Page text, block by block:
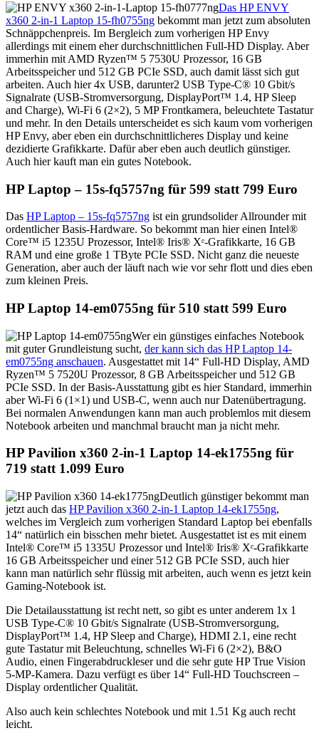
Das HP ENVY
x360 2-in-1 Laptop 15-fh0755ng bekommt man jetzt zum absoluten
Schnäppchenpreis. Im Bergleich zum vorherigen HP Envy
allerdings mit einem eher durchschnittlichen Full-HD Display. Aber
immerhin mit AMD Ryzen™ 5 7530U Prozessor, 16 GB
Arbeitsspeicher und 512 GB PCIe SSD, auch damit lässt sich gut
arbeiten. Auch hier 4x USB, darunter2 USB Type-C® 10 Gbit/s
Signalrate (USB-Stromversorgung, DisplayPort™ 1.4, HP Sleep
and Charge), Wi-Fi 6 (2×2), 5 MP Frontkamera, beleuchtete Tastatur
und mehr. In den Details unterscheidet es sich kaum vom vorherigen
HP Envy, aber eben ein durchschnittlicheres Display und keine
dezidierte Grafikkarte. Dafür aber eben auch deutlich günstiger.
Auch hier kauft man ein gutes Notebook.
HP Laptop – 15s-fq5757ng für 599 statt 799 Euro
Das HP Laptop – 15s-fq5757ng ist ein grundsolider Allrounder mit
ordentlicher Basis-Hardware. So bekommt man hier einen Intel®
Core™ i5 1235U Prozessor, Intel® Iris® Xᵉ-Grafikkarte, 16 GB
RAM und eine große 1 TByte PCIe SSD. Nicht ganz die neueste
Generation, aber auch der läuft nach wie vor sehr flott und dies eben
zum kleinen Preis.
HP Laptop 14-em0755ng für 510 statt 599 Euro
Wer ein günstiges einfaches Notebook
mit guter Grundleistung sucht, der kann sich das HP Laptop 14-
em0755ng anschauen. Ausgestattet mit 14“ Full-HD Display, AMD
Ryzen™ 5 7520U Prozessor, 8 GB Arbeitsspeicher und 512 GB
PCIe SSD. In der Basis-Ausstattung gibt es hier Standard, immerhin
aber Wi-Fi 6 (1×1) und USB-C, wenn auch nur Datenübertragung.
Bei normalen Anwendungen kann man auch problemlos mit diesem
Notebook arbeiten und manchmal braucht man ja nicht mehr.
HP Pavilion x360 2-in-1 Laptop 14-ek1755ng für
719 statt 1.099 Euro
Deutlich günstiger bekommt man
jetzt auch das HP Pavilion x360 2-in-1 Laptop 14-ek1755ng,
welches im Vergleich zum vorherigen Standard Laptop bei ebenfalls
14“ natürlich ein bisschen mehr bietet. Ausgestattet ist es mit einem
Intel® Core™ i5 1335U Prozessor und Intel® Iris® Xᵉ-Grafikkarte
16 GB Arbeitsspeicher und einer 512 GB PCIe SSD, auch hier
kann man natürlich sehr flüssig mit arbeiten, auch wenn es jetzt kein
Gaming-Notebook ist.
Die Detailausstattung ist recht nett, so gibt es unter anderem 1x 1
USB Type-C® 10 Gbit/s Signalrate (USB-Stromversorgung,
DisplayPort™ 1.4, HP Sleep and Charge), HDMI 2.1, eine recht
gute Tastatur mit Beleuchtung, schnelles Wi-Fi 6 (2×2), B&O
Audio, einen Fingerabdruckleser und die sehr gute HP True Vision
5-MP-Kamera. Dazu verfügt es über 14“ Full-HD Touchscreen –
Display ordentlicher Qualität.
Also auch kein schlechtes Notebook und mit 1.51 Kg auch recht
leicht.